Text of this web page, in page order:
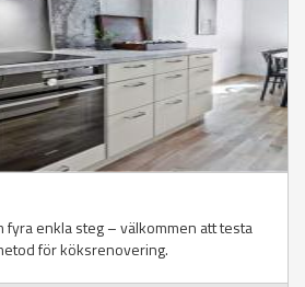
fyra enkla steg – välkommen att testa
för köksrenovering.